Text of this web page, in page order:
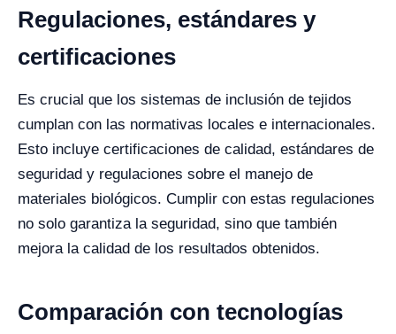
Regulaciones, estándares y
certificaciones
Es crucial que los sistemas de inclusión de tejidos
cumplan con las normativas locales e internacionales.
Esto incluye certificaciones de calidad, estándares de
seguridad y regulaciones sobre el manejo de
materiales biológicos. Cumplir con estas regulaciones
no solo garantiza la seguridad, sino que también
mejora la calidad de los resultados obtenidos.
Comparación con tecnologías